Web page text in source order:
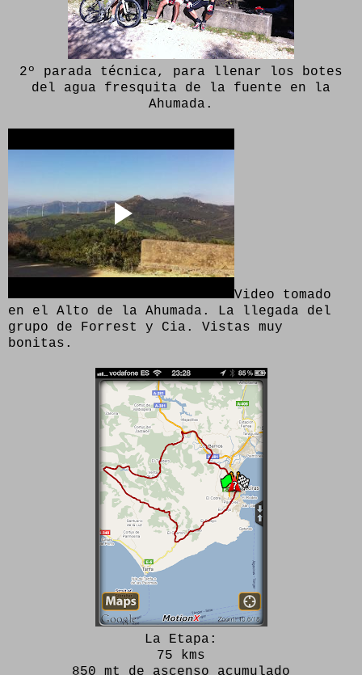
2º parada técnica, para llenar los botes
del agua fresquita de la fuente en la
Ahumada.
Video tomado
en el Alto de la Ahumada. La llegada del
grupo de Forrest y Cia. Vistas muy
bonitas.
La Etapa:
75 kms